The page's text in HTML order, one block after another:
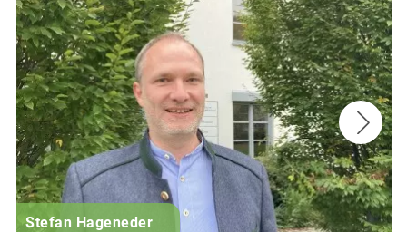
Stefan Hageneder